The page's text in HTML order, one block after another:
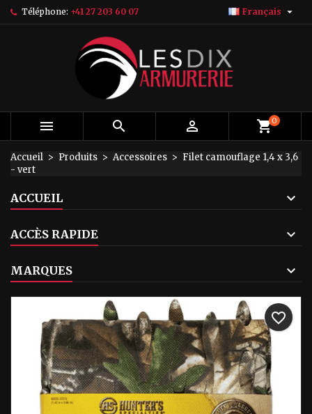
Téléphone: +41 27 203 60 07 Français 
   0
Accueil Produits Accessoires
Filet camouflage 1,4 x 3,6
- vert
ACCUEIL
ACCÈS RAPIDE
MARQUES
favorite_border
My wishlists ×
Create new list
Créer une liste d'envies ×
Nom de la liste d'envies
Créer une liste d'envies
Connexion ×
Vous devez être connecté pour ajouter des produits
à votre liste d'envies.
Annuler Connexion